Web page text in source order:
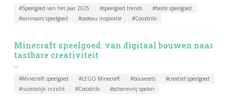
#Speelgoed van het Jaar 2025 #speelgoed trends
#beste speelgoed
#winnaars speelgoed
#cadeau inspiratie #Cocodrilo
Minecraft speelgoed: van digitaal bouwen naar
tastbare creativiteit
...
#Minecraft speelgoed #LEGO Minecraft #bouwsets
#creatief speelgoed
#ruimtelijk inzicht
#Cocodrilo #schermvrij spelen